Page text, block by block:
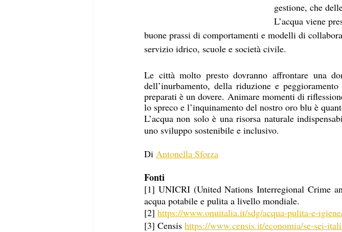
gestione, che
L’acqua viene
buone prassi di comportamenti e modelli di
servizio idrico, scuole e società civile.
Le città molto presto dovranno affrontare una
dell’inurbamento, della riduzione e
preparati è un dovere. Animare momenti di
lo spreco e l’inquinamento del nostro oro blu è
L’acqua non solo è una risorsa naturale
uno sviluppo sostenibile e inclusivo.
Di Antonella Sforza
Fonti
[1] UNICRI (United Nations Interregional Crime
acqua potabile e pulita a livello mondiale.
[2] https://www.onuitalia.it/sdg/acqua-pulita-e-
[3] Censis https://www.censis.it/economia/se-sei-